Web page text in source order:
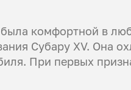
комфортной в
Субару ХV. Она
При первых